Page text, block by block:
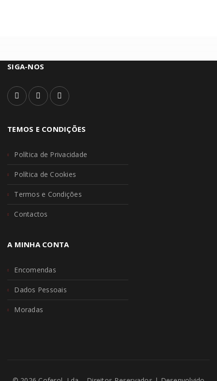
SIGA-NOS
TEMOS E CONDIÇÕES
Política de Privacidade
Política de Cookies
Termos e Condições
Contactos
A MINHA CONTA
Encomendas
Dados Pessoais
Moradas